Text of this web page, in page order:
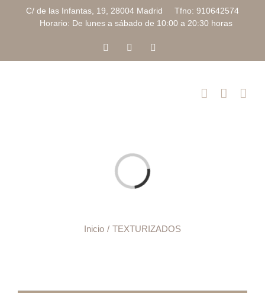
C/ de las Infantas, 19, 28004 Madrid Tfno: 910642574
Horario: De lunes a sábado de 10:00 a 20:30 horas
FacebookInstagram
Cargando...
Inicio TEXTURIZADOS